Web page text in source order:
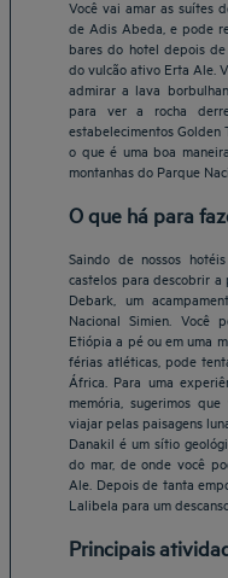
Você vai amar as suítes
de Adis Abeda, e pode
bares do hotel depois
do vulcão ativo Erta Ale.
admirar a lava
para ver a rocha
estabelecimentos Golden
o que é uma boa
montanhas do Parque
O que há para
Saindo de nossos
castelos para descobrir
Debark, um
Nacional Simien. Você
Etiópia a pé ou em uma
férias atléticas, pode
África. Para uma
memória, sugerimos
viajar pelas paisagens
Danakil é um sítio
do mar, de onde você
Ale. Depois de tanta
Lalibela para um
Principais